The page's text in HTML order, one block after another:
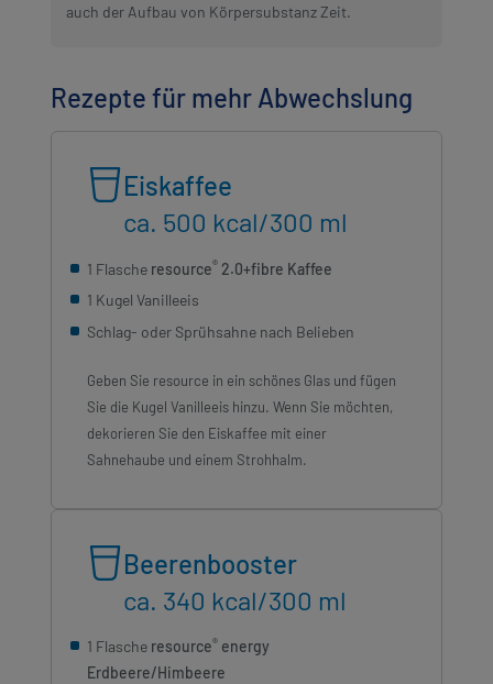
auch der Aufbau von Körpersubstanz Zeit.
Rezepte für mehr Abwechslung
Eiskaffee
ca. 500 kcal/300 ml
1 Flasche resource®2.0+fibre Kaffee
1 Kugel Vanilleeis
Schlag- oder Sprühsahne nach Belieben
Geben Sie resource in ein schönes Glas und fügen
Sie die Kugel Vanilleeis hinzu. Wenn Sie möchten,
dekorieren Sie den Eiskaffee mit einer
Sahnehaube und einem Strohhalm.
Beerenbooster
ca. 340 kcal/300 ml
1 Flasche resource®energy
Erdbeere/Himbeere